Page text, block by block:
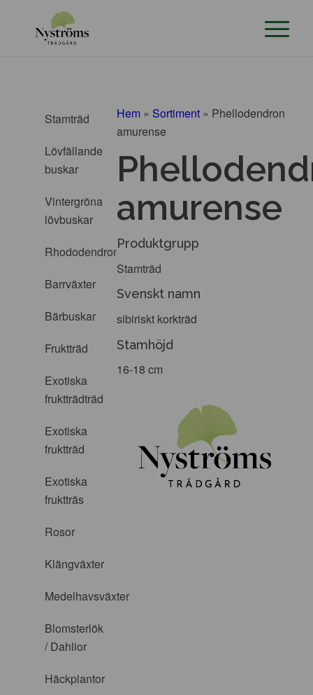
Stamträd
Lövfällande
buskar
Vintergröna
lövbuskar
Rhododendron
Barrväxter
Bärbuskar
Fruktträd
Exotiska
fruktträdträd
Exotiska
fruktträd
Exotiska
fruktträs
Rosor
Klängväxter
Medelhavsväxter
Blomsterlök
/ Dahlior
Häckplantor
Hem » Sortiment » Phellodendron
amurense
amurense
Produktgrupp
Stamträd
Svenskt namn
sibiriskt korkträd
Stamhöjd
16-18 cm